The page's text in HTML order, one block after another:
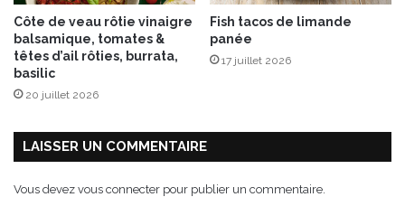
o
n
f
i
S
O
Côte de veau rôtie vinaigre
balsamique, tomates &
têtes d’ail rôties, burrata,
basilic
20 juillet 2026
Fish tacos de limande
panée
17 juillet 2026
LAISSER UN COMMENTAIRE
Vous devez vous connecter pour publier un commentaire.